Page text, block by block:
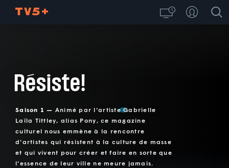
Résiste!
Saison 1 — Animé par l'artiste Gabrielle
Laïla Tittley, alias Pony, ce magazine
culturel nous emmène à la rencontre
d'artistes qui résistent à la culture de masse
et qui vivent pour créer et faire en sorte que
l'essence de leur ville ne meure jamais.